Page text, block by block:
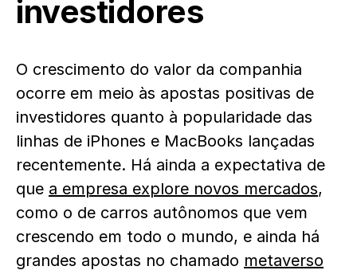
investidores
O crescimento do valor da companhia
ocorre em meio às apostas positivas de
investidores quanto à popularidade das
linhas de iPhones e MacBooks lançadas
recentemente. Há ainda a expectativa de
que a empresa explore novos mercados,
como o de carros autônomos que vem
crescendo em todo o mundo, e ainda há
grandes apostas no chamado metaverso